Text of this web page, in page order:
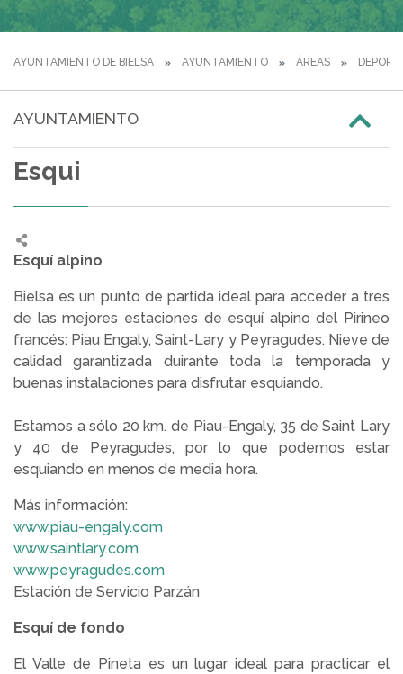
AYUNTAMIENTO DE BIELSA AYUNTAMIENTO ÁREAS
AYUNTAMIENTO
Esqui
Esquí alpino
Bielsa es un punto de partida ideal para acceder a tres
de las mejores estaciones de esquí alpino del Pirineo
francés: Piau Engaly, Saint-Lary y Peyragudes. Nieve de
calidad garantizada duirante toda la temporada y
buenas instalaciones para disfrutar esquiando.
Estamos a sólo 20 km. de Piau-Engaly, 35 de Saint Lary
y 40 de Peyragudes, por lo que podemos estar
esquiando en menos de media hora.
Más información:
www.piau-engaly.com
www.saintlary.com
www.peyragudes.com
Estación de Servicio Parzán
Esquí de fondo
El Valle de Pineta es un lugar ideal para practicar el